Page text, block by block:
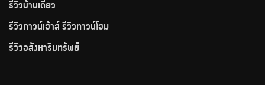
รีวิวบ้านเดี่ยว
รีวิวทาวน์เฮ้าส์ รีวิวทาวน์โฮม
รีวิวอสังหาริมทรัพย์